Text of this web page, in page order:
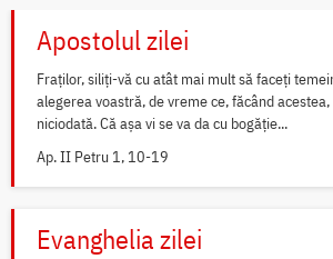
Apostolul zilei
Fraților, siliți-vă cu atât mai mult să faceți
alegerea voastră, de vreme ce, făcând
niciodată. Că așa vi se va da cu bogăție...
Ap. II Petru 1, 10-19
Evanghelia zilei